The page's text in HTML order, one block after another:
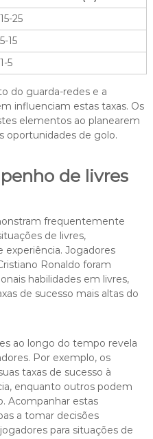
15-25
5-15
1-5
do guarda-redes e a
influenciam estas taxas. Os
elementos ao planearem
oportunidades de golo.
de livres
frequentemente
de livres,
experiência. Jogadores
Ronaldo foram
habilidades em livres,
de sucesso mais altas do
ao longo do tempo revela
Por exemplo, os
taxas de sucesso à
enquanto outros podem
Acompanhar estas
a tomar decisões
para situações de